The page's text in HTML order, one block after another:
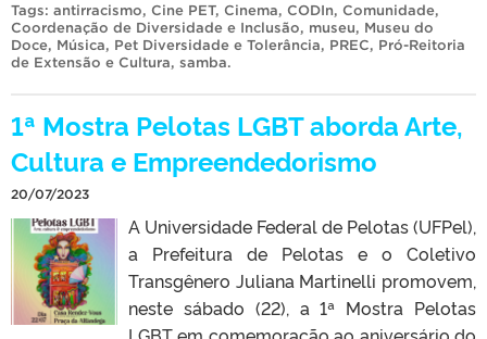
Tags: antirracismo, Cine PET, Cinema, CODIn, Comunidade,
Coordenação de Diversidade e Inclusão, museu, Museu do
Doce, Música, Pet Diversidade e Tolerância, PREC, Pró-Reitoria
de Extensão e Cultura, samba.
1ª Mostra Pelotas LGBT aborda Arte,
Cultura e Empreendedorismo
20/07/2023
A Universidade Federal de Pelotas (UFPel),
a Prefeitura de Pelotas e o Coletivo
Transgênero Juliana Martinelli promovem,
neste sábado (22), a 1ª Mostra Pelotas
LGBT em comemoração ao aniversário do